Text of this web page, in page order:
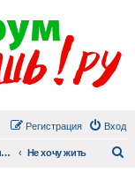
Вход
Регистрация
Практический раздел Не хочу жить